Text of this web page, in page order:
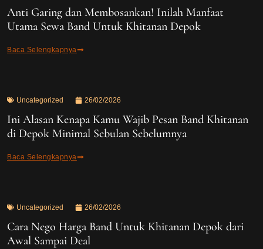
Anti Garing dan Membosankan! Inilah Manfaat
Utama Sewa Band Untuk Khitanan Depok
Baca Selengkapnya
Uncategorized 26/02/2026
Ini Alasan Kenapa Kamu Wajib Pesan Band Khitanan
di Depok Minimal Sebulan Sebelumnya
Baca Selengkapnya
Uncategorized 26/02/2026
Cara Nego Harga Band Untuk Khitanan Depok dari
Awal Sampai Deal